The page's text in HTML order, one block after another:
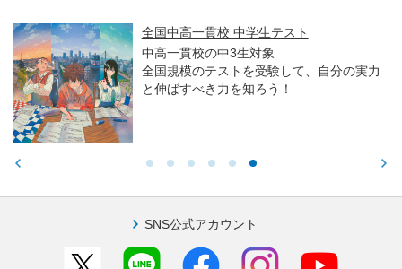
全国中高一貫校 中学生テスト
中高一貫校の中3生対象
全国規模のテストを受験して、自分の実力
と伸ばすべき力を知ろう！
SNS公式アカウント